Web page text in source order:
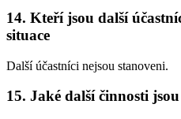
14. Kteří jsou další
situace
Další účastníci nejsou stanoveni.
15. Jaké další činnosti